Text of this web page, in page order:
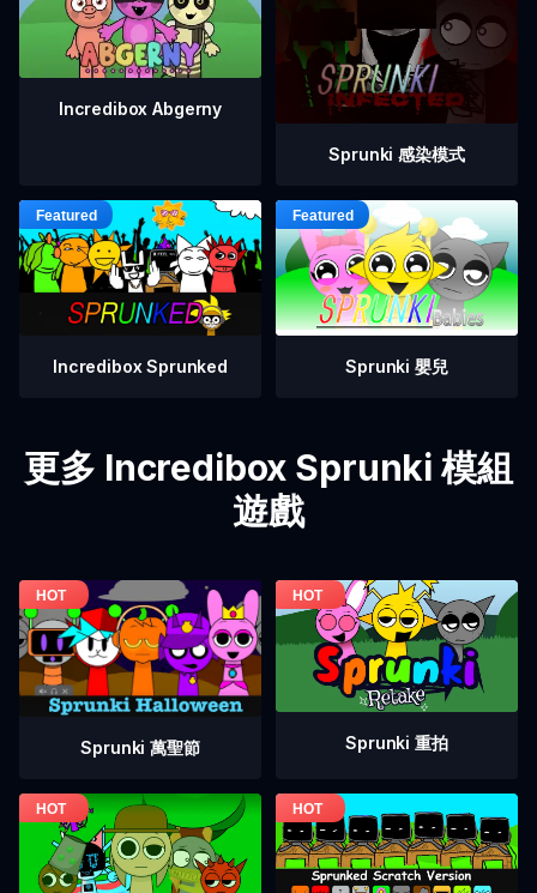
Incredibox Abgerny
Sprunki 感染模式
Incredibox Sprunked Sprunki 嬰兒
更多 Incredibox Sprunki 模組
遊戲
Sprunki 萬聖節 Sprunki 重拍